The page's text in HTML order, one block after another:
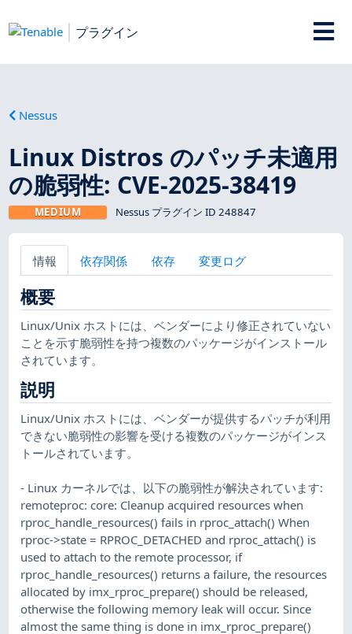
プラグイン
Nessus
Linux Distros のパッチ未適用
の脆弱性: CVE-2025-38419
MEDIUM Nessus プラグイン ID 248847
情報 依存関係 依存 変更ログ
概要
Linux/Unix ホストには、ベンダーにより修正されていない
ことを示す脆弱性を持つ複数のパッケージがインストール
されています。
説明
Linux/Unix ホストには、ベンダーが提供するパッチが利用
できない脆弱性の影響を受ける複数のパッケージがインス
トールされています。
- Linux カーネルでは、以下の脆弱性が解決されています:
remoteproc: core: Cleanup acquired resources when
rproc_handle_resources() fails in rproc_attach() When
rproc->state = RPROC_DETACHED and rproc_attach() is
used to attach to the remote processor, if
rproc_handle_resources() returns a failure, the resources
allocated by imx_rproc_prepare() should be released,
otherwise the following memory leak will occur. Since
almost the same thing is done in imx_rproc_prepare()